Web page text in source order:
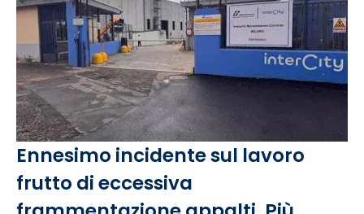
Ennesimo incidente sul lavoro
frutto di eccessiva